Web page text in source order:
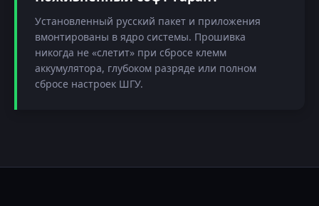
Установленный русский пакет и приложения
вмонтированы в ядро системы. Прошивка
никогда не «слетит» при сбросе клемм
аккумулятора, глубоком разряде или полном
сбросе настроек ШГУ.